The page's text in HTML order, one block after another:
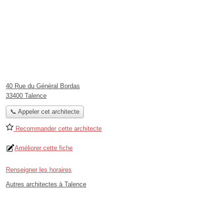
40 Rue du Général Bordas
33400 Talence
📞 Appeler cet architecte
Recommander cette architecte
Améliorer cette fiche
Renseigner les horaires
Autres architectes à Talence